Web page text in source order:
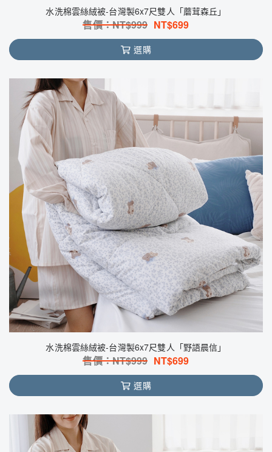
水洗棉雲絲絨被-台灣製6x7尺雙人「蘑茸森丘」
售價：NT$999 NT$699
選購
水洗棉雲絲絨被-台灣製6x7尺雙人「野語晨信」
售價：NT$999 NT$699
選購